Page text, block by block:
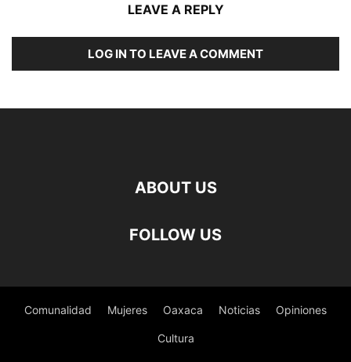
LEAVE A REPLY
LOG IN TO LEAVE A COMMENT
ABOUT US
FOLLOW US
Comunalidad Mujeres Oaxaca Noticias Opiniones
Cultura